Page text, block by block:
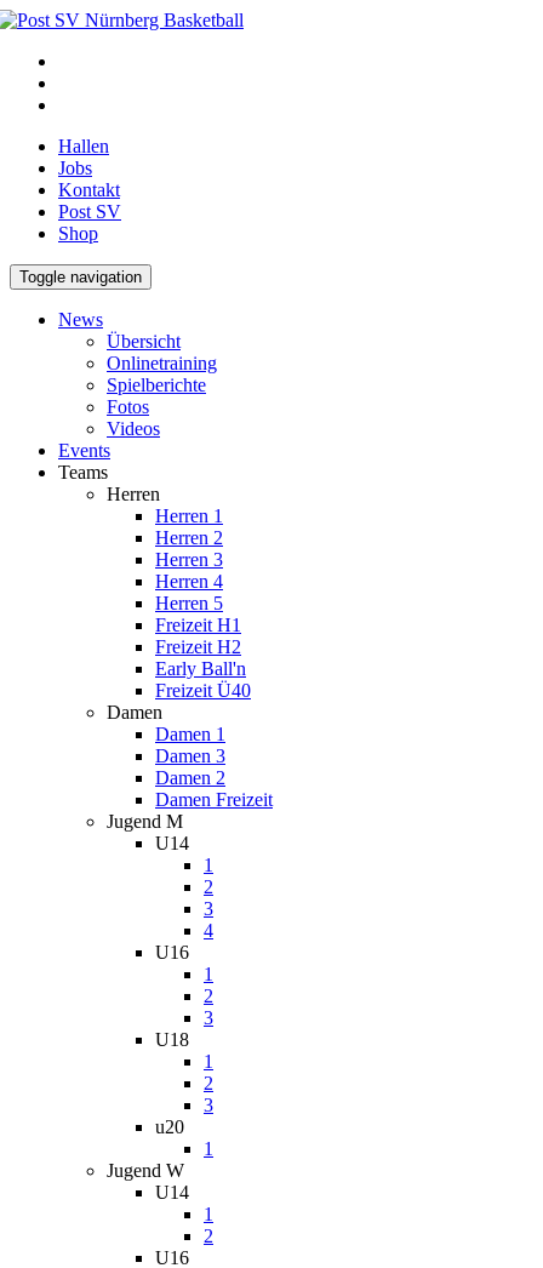
Hallen
Jobs
Kontakt
Post SV
Shop
Toggle navigation
News
Übersicht
Onlinetraining
Spielberichte
Fotos
Videos
Events
Teams
Herren
Herren 1
Herren 2
Herren 3
Herren 4
Herren 5
Freizeit H1
Freizeit H2
Early Ball'n
Freizeit Ü40
Damen
Damen 1
Damen 3
Damen 2
Damen Freizeit
Jugend M
U14
1
2
3
4
U16
1
2
3
U18
1
2
3
u20
1
Jugend W
U14
1
2
U16